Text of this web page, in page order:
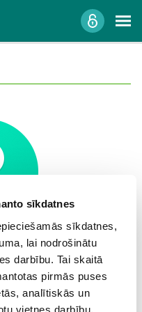
sīkdatnes
sīkdatnes,
lai nodrošinātu
darbību. Tai skaitā
pirmās puses
analītiskās un
vietnes darbību,